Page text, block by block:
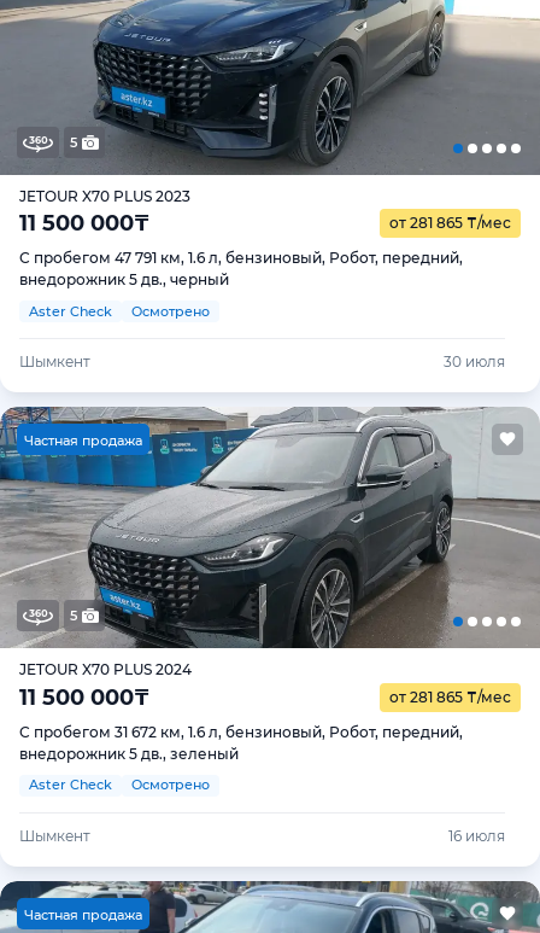
5
JETOUR X70 PLUS 2023
11 500 000₸ от 281 865 ₸/мес
С пробегом 47 791 км, 1.6 л, бензиновый, Робот, передний,
внедорожник 5 дв., черный
Aster Check Осмотрено
Шымкент 30 июля
Частная продажа
5
JETOUR X70 PLUS 2024
11 500 000₸ от 281 865 ₸/мес
С пробегом 31 672 км, 1.6 л, бензиновый, Робот, передний,
внедорожник 5 дв., зеленый
Aster Check Осмотрено
Шымкент 16 июля
Частная продажа